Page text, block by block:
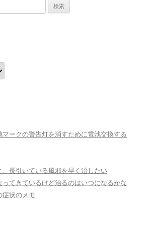
マークの警告灯を消すために電池交換する
長引いている風邪を早く治したい
てきているけど治るのはいつになるかな
症状のメモ